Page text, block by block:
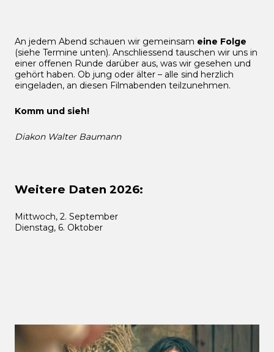
An jedem Abend schauen wir gemeinsam eine Folge
(siehe Termine unten). Anschliessend tauschen wir uns in
einer offenen Runde darüber aus, was wir gesehen und
gehört haben. Ob jung oder älter – alle sind herzlich
eingeladen, an diesen Filmabenden teilzunehmen.
Komm und sieh!
Diakon Walter Baumann
Weitere Daten 2026:
Mittwoch, 2. September
Dienstag, 6. Oktober